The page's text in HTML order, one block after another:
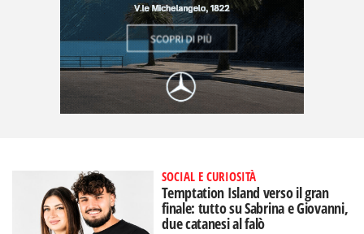
SOCIAL E CURIOSITÀ
Temptation Island verso il gran
finale: tutto su Sabrina e Giovanni,
due catanesi al falò